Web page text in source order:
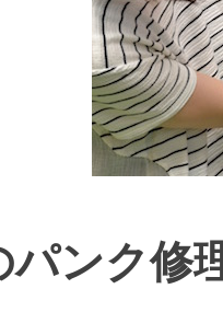
ンク修